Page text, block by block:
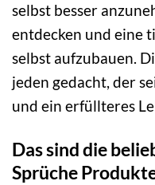
selbst besser
entdecken und eine
selbst aufzubauen.
jeden gedacht, der
und ein erfüllteres
Das sind die
Sprüche